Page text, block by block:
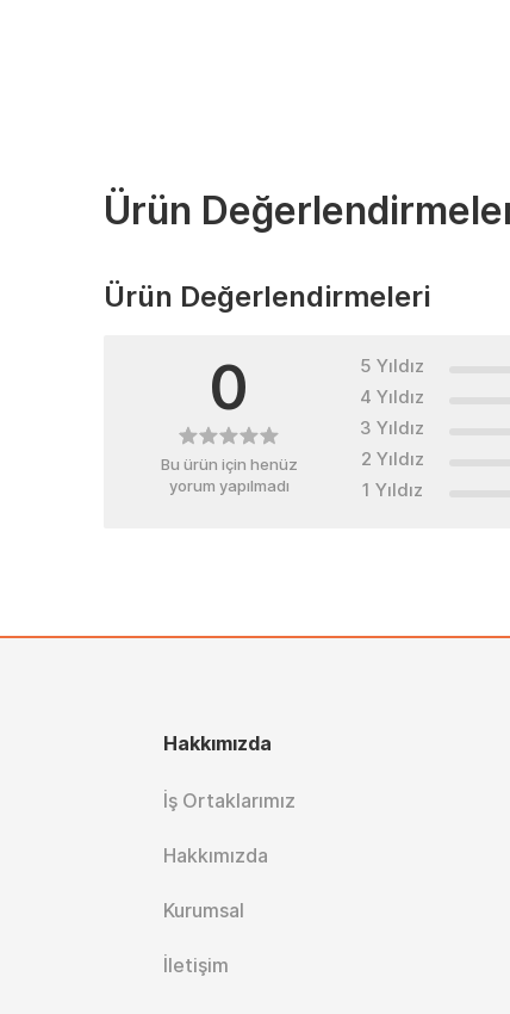
Ürün
Ürün Değerlendirmeleri
0
Bu ürün için henüz
yorum yapılmadı
5 Yıldız
4 Yıldız
3 Yıldız
2 Yıldız
1 Yıldız
Hakkımızda
İş Ortaklarımız
Hakkımızda
Kurumsal
İletişim